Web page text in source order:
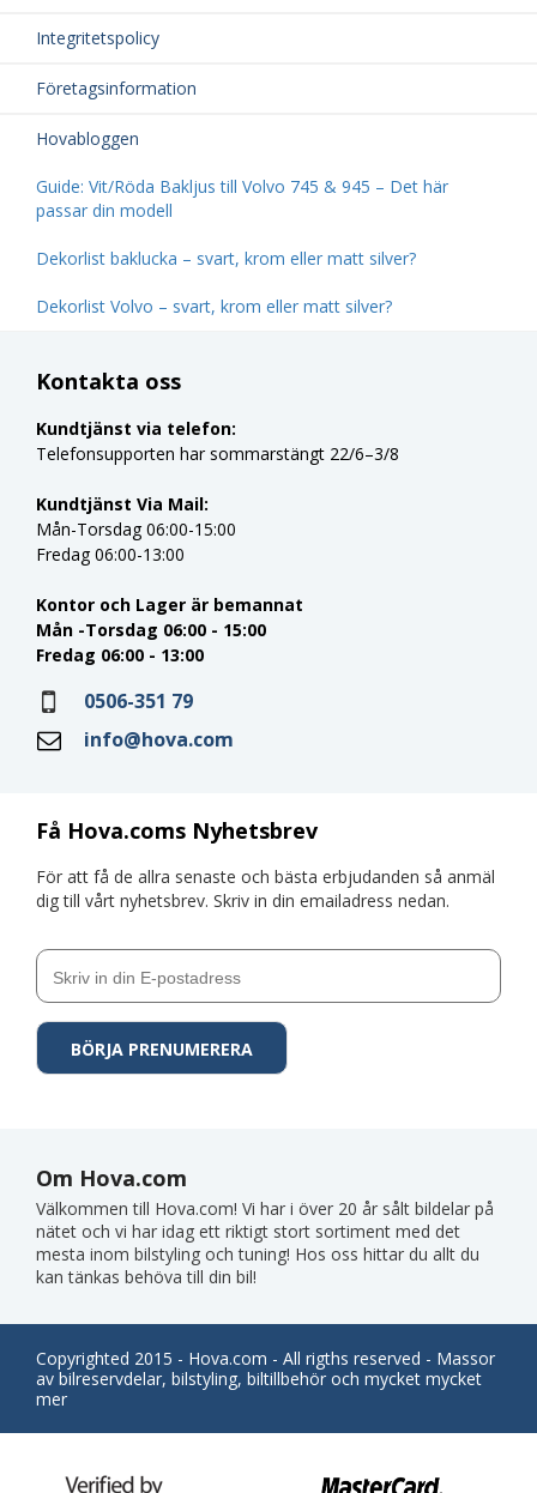
Integritetspolicy
Företagsinformation
Hovabloggen
Guide: Vit/Röda Bakljus till Volvo 745 & 945 – Det här
passar din modell
Dekorlist baklucka – svart, krom eller matt silver?
Dekorlist Volvo – svart, krom eller matt silver?
Få Hova.coms Nyhetsbrev
För att få de allra senaste och bästa erbjudanden så anmäl
dig till vårt nyhetsbrev. Skriv in din emailadress nedan.
Kontakta oss
Kundtjänst via telefon:
Telefonsupporten har sommarstängt 22/6–3/8
Kundtjänst Via Mail:
Mån-Torsdag 06:00-15:00
Fredag 06:00-13:00
Kontor och Lager är bemannat
Mån -Torsdag 06:00 - 15:00
Fredag 06:00 - 13:00
0506-351 79
info@hova.com
Om Hova.com
Välkommen till Hova.com! Vi har i över 20 år sålt bildelar på
nätet och vi har idag ett riktigt stort sortiment med det
mesta inom bilstyling och tuning! Hos oss hittar du allt du
kan tänkas behöva till din bil!
Copyrighted 2015 - Hova.com - All rigths reserved - Massor
av bilreservdelar, bilstyling, biltillbehör och mycket mycket
mer